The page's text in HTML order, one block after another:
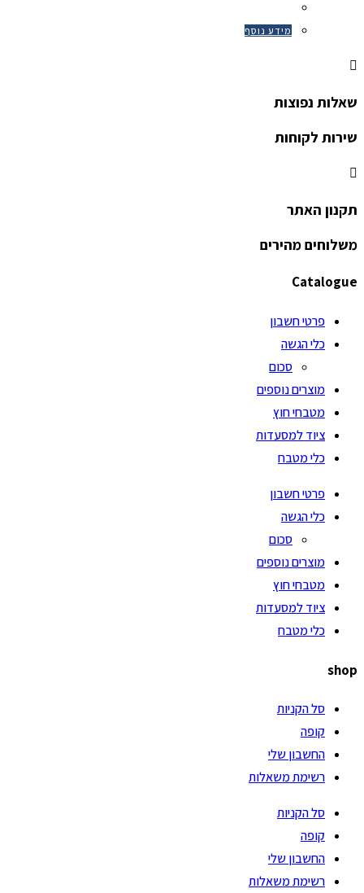
מידע נוסף
שאלות נפוצות
שירות לקוחות
תקנון האתר
משלוחים מהירים
Catalogue
פרטי חשבון
כלי הגשה
סכום
מוצרים נוספים
מטבחי חוץ
ציוד למסעדות
כלי מטבח
פרטי חשבון
כלי הגשה
סכום
מוצרים נוספים
מטבחי חוץ
ציוד למסעדות
כלי מטבח
shop
סל הקניות
קופה
החשבון שלי
רשימת משאלות
סל הקניות
קופה
החשבון שלי
רשימת משאלות